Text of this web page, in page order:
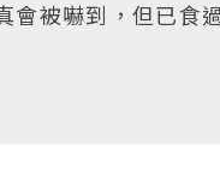
會被嚇到，但已食